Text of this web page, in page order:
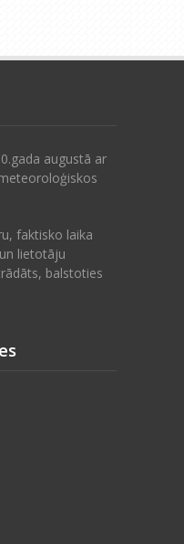
augustā ar
faktisko laika
lietotāju
balstoties